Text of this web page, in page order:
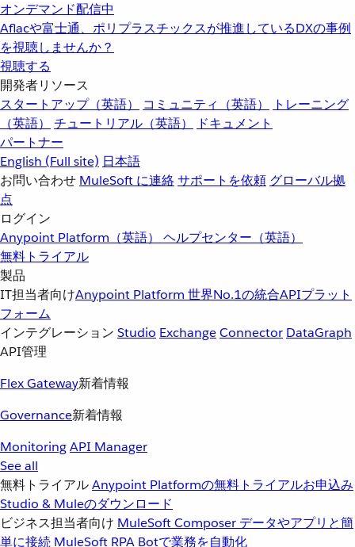
オンデマンド配信中
Aflacや富士通、ポリプラスチックスが推進しているDXの事例
を視聴しませんか？
視聴する
開発者リソース
スタートアップ（英語）
コミュニティ（英語）
トレーニング
（英語）
チュートリアル（英語）
ドキュメント
パートナー
English (Full site) 日本語
お問い合わせ MuleSoft に連絡サポートを依頼 グローバル拠
点
ログイン
Anypoint Platform（英語） ヘルプセンター（英語）
無料トライアル
製品
IT担当者向けAnypoint Platform 世界No.1の統合APIプラット
フォーム
インテグレーション Studio ExchangeConnector DataGraph
API管理
Flex Gateway新着情報
Governance新着情報
MonitoringAPI Manager
See all
無料トライアルAnypoint Platformの無料トライアルお申込み
Studio & Muleのダウンロード
ビジネス担当者向け MuleSoft Composer データやアプリと簡
単に接続 MuleSoft RPA Botで業務を自動化